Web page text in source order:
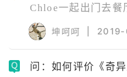
Chloe一起出门去餐
去垃圾桶里找寻骨
的钥匙。在餐厅旁的
坤呵呵
问：如何评价《奇